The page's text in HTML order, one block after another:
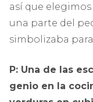
así que
una parte del
simbolizaba
P: Una de las
genio en la